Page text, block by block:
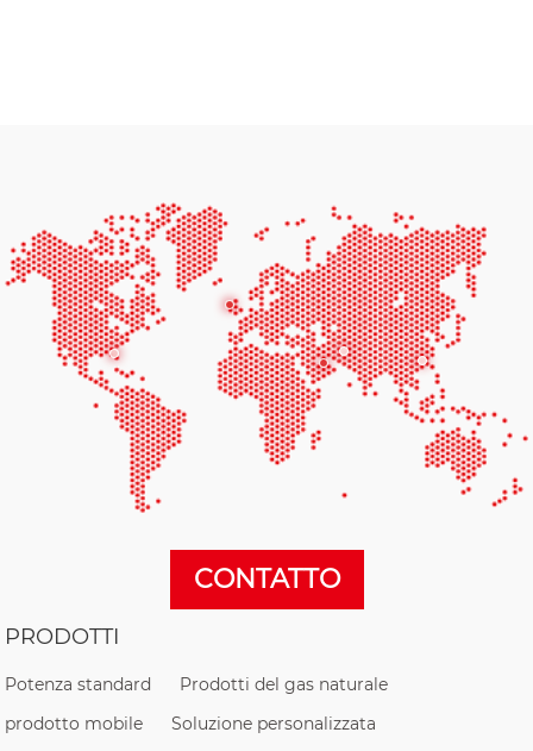
CONTATTO
PRODOTTI
Potenza standard
Prodotti del gas naturale
prodotto mobile
Soluzione personalizzata